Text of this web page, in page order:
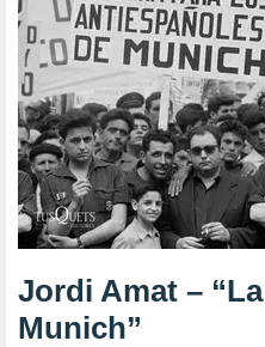
Jordi Amat –
Munich”